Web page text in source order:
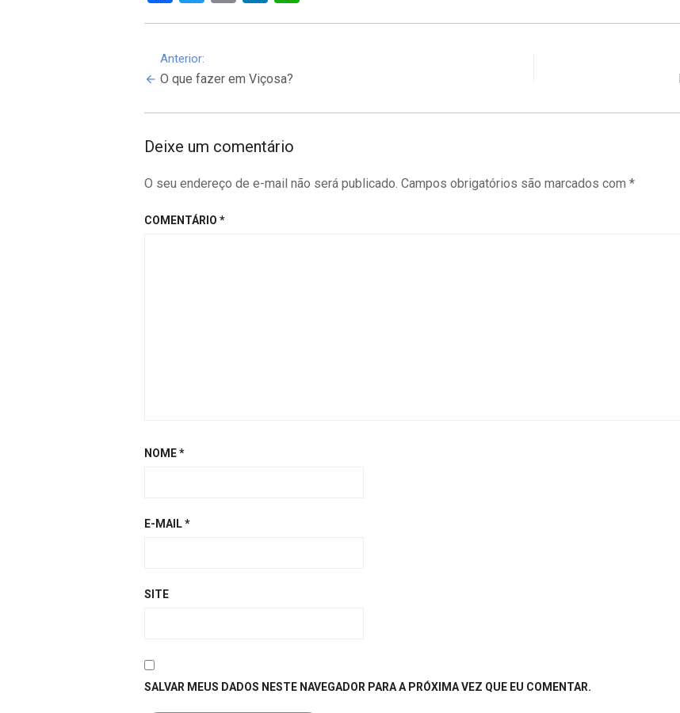
Continue
Reading
Anterior:
O que fazer em Viçosa?
Deixe um comentário
O seu endereço de e-mail não será publicado. Campos obrigatórios são marcados com *
COMENTÁRIO *
NOME*
E-MAIL*
SITE
SALVAR MEUS DADOS NESTE NAVEGADOR PARA A PRÓXIMA VEZ QUE EU COMENTAR.